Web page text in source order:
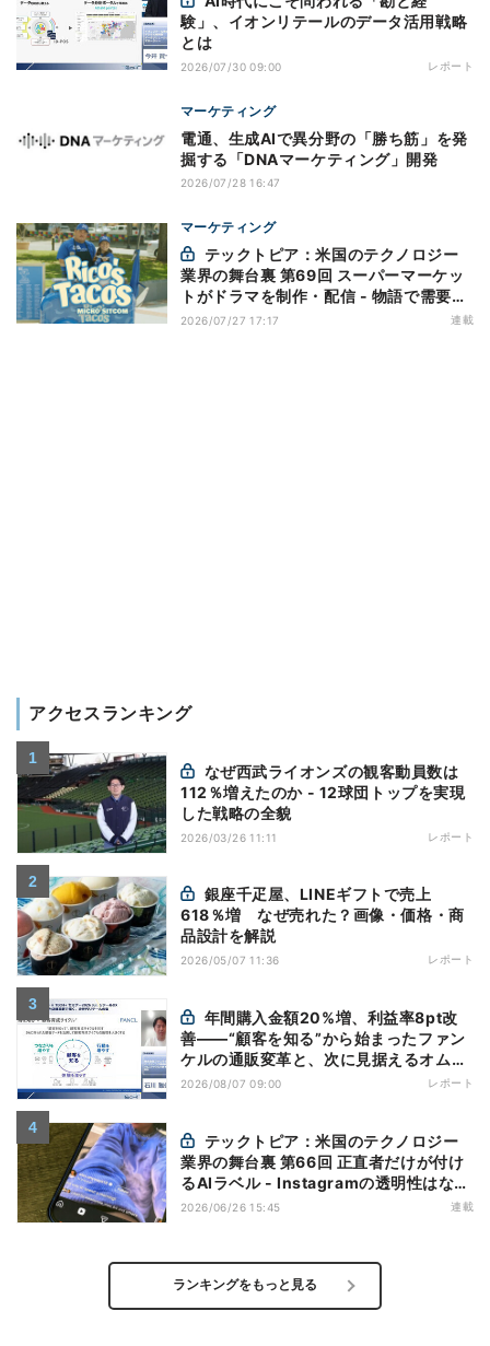
験」、イオンリテールのデータ活用戦略
とは
2026/07/30 09:00 レポート
マーケティング
電通、生成AIで異分野の「勝ち筋」を発
掘する「DNAマーケティング」開発
2026/07/28 16:47
マーケティング
業界の舞台裏 第69回 スーパーマーケッ
トがドラマを制作・配信 - 物語で需要を
演出する小売メディア
2026/07/27 17:17 連載
アクセスランキング
112％増えたのか - 12球団トップを実現
した戦略の全貌
2026/03/26 11:11 レポート
618％増 なぜ売れた？画像・価格・商
品設計を解説
2026/05/07 11:36 レポート
善——“顧客を知る”から始まったファン
ケルの通販変革と、次に見据えるオムニ
チャネル
2026/08/07 09:00 レポート
業界の舞台裏 第66回 正直者だけが付け
るAIラベル - Instagramの透明性はなぜ
逆効果になり得るのか
2026/06/26 15:45 連載
ランキングをもっと見る